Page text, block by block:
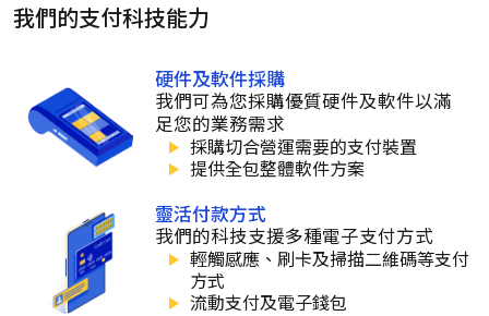
我們的支付科技能力
硬件及軟件採購
我們可為您採購優質硬件及軟件以滿
足您的業務需求
採購切合營運需要的支付裝置
提供全包整體軟件方案
靈活付款方式
我們的科技支援多種電子支付方式
輕觸感應、刷卡及掃描二維碼等支付
方式
流動支付及電子錢包